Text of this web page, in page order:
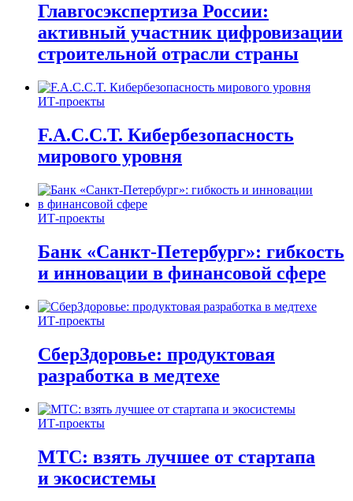
Главгосэкспертиза России:
активный участник цифровизации
строительной отрасли страны
ИТ-проекты
F.A.C.C.T. Кибербезопасность
мирового уровня
ИТ-проекты
Банк «Санкт-Петербург»: гибкость
и инновации в финансовой сфере
ИТ-проекты
СберЗдоровье: продуктовая
разработка в медтехе
ИТ-проекты
МТС: взять лучшее от стартапа
и экосистемы